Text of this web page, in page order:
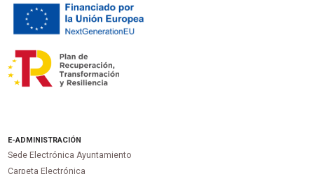
E-ADMINISTRACIÓN
Sede Electrónica Ayuntamiento
Carpeta Electrónica